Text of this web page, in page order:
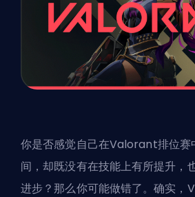
你是否感觉自己在Valorant排位赛
间，却既没有在技能上有所提升，
进步？那么你可能做错了。确实，